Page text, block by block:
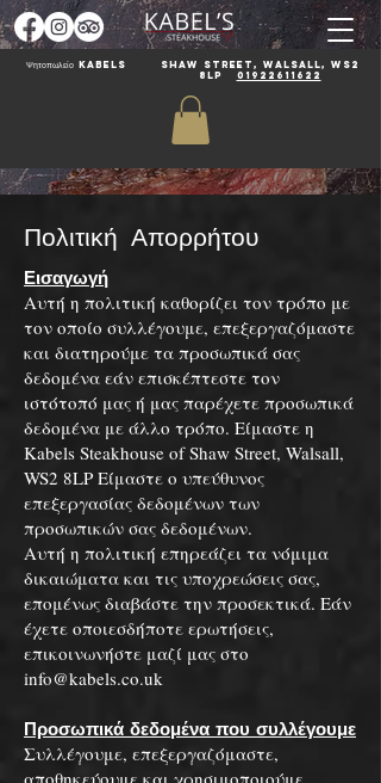
Ψητοπωλείο Kabels
Shaw Street, Walsall, WS2
8LP 01922611622
Πολιτική Απορρήτου
Εισαγωγή
Αυτή η πολιτική καθορίζει τον τρόπο με
τον οποίο συλλέγουμε, επεξεργαζόμαστε
και διατηρούμε τα προσωπικά σας
δεδομένα εάν επισκέπτεστε τον
ιστότοπό μας ή μας παρέχετε προσωπικά
δεδομένα με άλλο τρόπο. Είμαστε η
Kabels Steakhouse of Shaw Street, Walsall,
WS2 8LP Είμαστε ο υπεύθυνος
επεξεργασίας δεδομένων των
προσωπικών σας δεδομένων.
Αυτή η πολιτική επηρεάζει τα νόμιμα
δικαιώματα και τις υποχρεώσεις σας,
επομένως διαβάστε την προσεκτικά. Εάν
έχετε οποιεσδήποτε ερωτήσεις,
επικοινωνήστε μαζί μας στο
info@kabels.co.uk
Προσωπικά δεδομένα που συλλέγουμε
Συλλέγουμε, επεξεργαζόμαστε,
αποθηκεύουμε και χρησιμοποιούμε